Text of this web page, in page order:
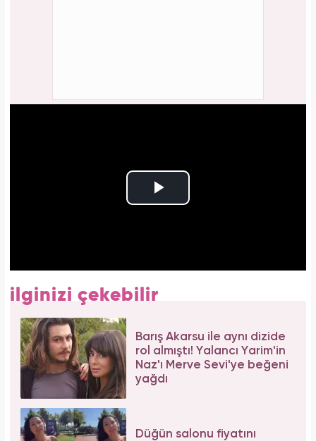
ilginizi çekebilir
Barış Akarsu ile aynı dizide
rol almıştı! Yalancı Yarim'in
Naz'ı Merve Sevi'ye beğeni
yağdı
Düğün salonu fiyatını